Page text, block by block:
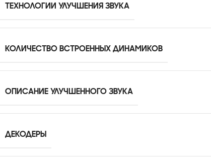
ТЕХНОЛОГИИ УЛУЧШЕНИЯ ЗВУКА
КОЛИЧЕСТВО ВСТРОЕННЫХ ДИНАМИКОВ
ОПИСАНИЕ УЛУЧШЕННОГО ЗВУКА
ДЕКОДЕРЫ